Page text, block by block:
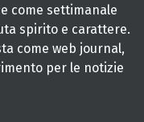
come settimanale
spirito e carattere.
come web journal,
per le notizie